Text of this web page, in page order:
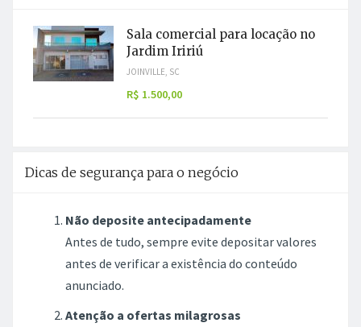
JOINVILLE, SC
R$ 1.500,00
Não deposite antecipadamente
antes de verificar a existência do conteúdo
anunciado.
média de preço daquilo que deseja. Fique atento